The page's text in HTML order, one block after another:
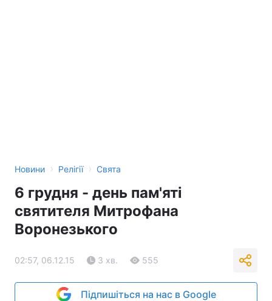
Новини › Релігії › Свята
6 грудня - день пам'яті
святителя Митрофана
Воронезького
02:57, 06.12.15 3 хв. 555
Підпишіться на нас в Google